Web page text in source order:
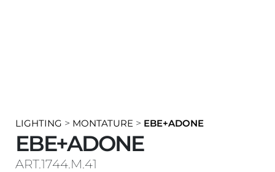
LIGHTING > MONTATURE > EBE+ADONE
EBE+ADONE
ART.1744.M.41